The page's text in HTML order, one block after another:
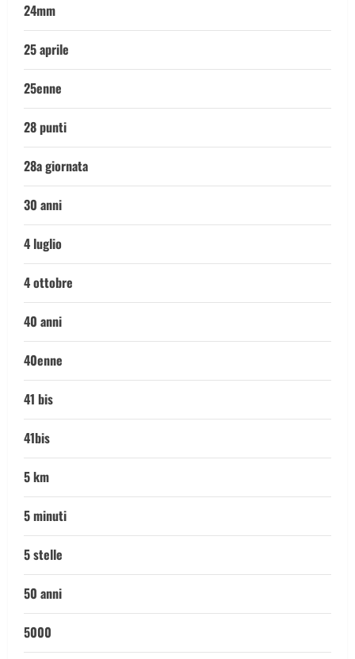
24mm
25 aprile
25enne
28 punti
28a giornata
30 anni
4 luglio
4 ottobre
40 anni
40enne
41 bis
41bis
5 km
5 minuti
5 stelle
50 anni
5000